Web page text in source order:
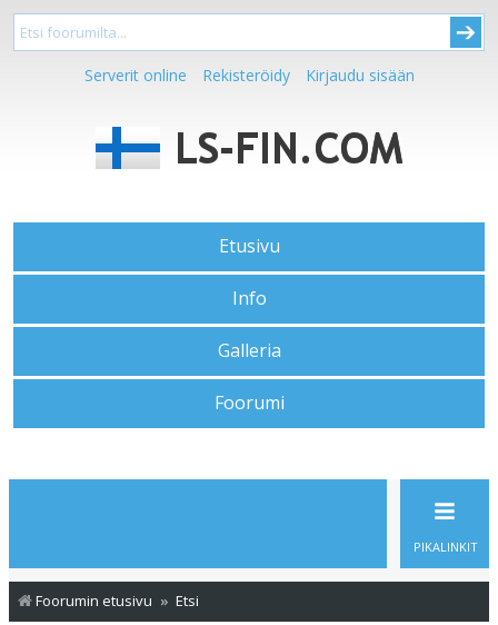
Serverit online Rekisteröidy Kirjaudu sisään
Etusivu
Info
Galleria
Foorumi
PIKALINKIT
Foorumin etusivu Etsi